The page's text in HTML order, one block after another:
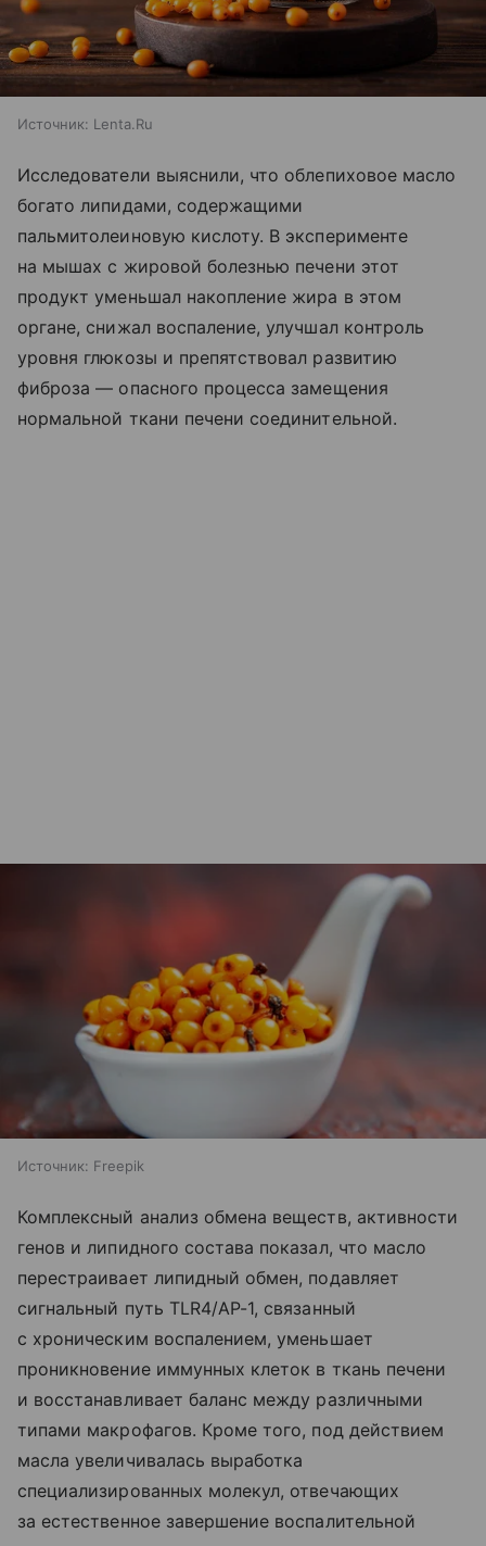
Источник: Lenta.Ru
Исследователи выяснили, что облепиховое масло
богато липидами, содержащими
пальмитолеиновую кислоту. В эксперименте
на мышах с жировой болезнью печени этот
продукт уменьшал накопление жира в этом
органе, снижал воспаление, улучшал контроль
уровня глюкозы и препятствовал развитию
фиброза — опасного процесса замещения
нормальной ткани печени соединительной.
Источник: Freepik
Комплексный анализ обмена веществ, активности
генов и липидного состава показал, что масло
перестраивает липидный обмен, подавляет
сигнальный путь TLR4/AP-1, связанный
с хроническим воспалением, уменьшает
проникновение иммунных клеток в ткань печени
и восстанавливает баланс между различными
типами макрофагов. Кроме того, под действием
масла увеличивалась выработка
специализированных молекул, отвечающих
за естественное завершение воспалительной